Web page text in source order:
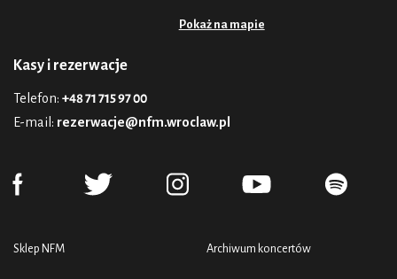
Pokaż na mapie
Kasy i rezerwacje
Telefon: +48 71 715 97 00
E-mail: rezerwacje@nfm.wroclaw.pl
Sklep NFM Archiwum koncertów